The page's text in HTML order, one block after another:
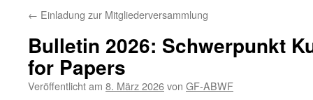
← Einladung zur Mitgliederversammlung
Bulletin 2026: Schwerpunkt
for Papers
Veröffentlicht am 8. März 2026von GF-ABWF